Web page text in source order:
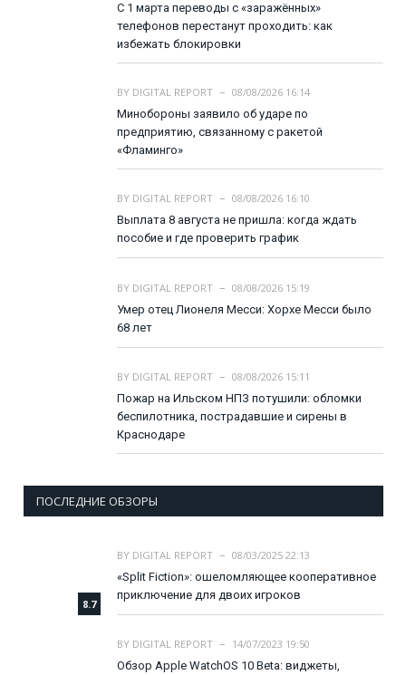
С 1 марта переводы с «заражённых»
телефонов перестанут проходить: как
избежать блокировки
BY DIGITAL REPORT
08/08/2026 16:14
Минобороны заявило об ударе по
предприятию, связанному с ракетой
«Фламинго»
BY DIGITAL REPORT
08/08/2026 16:10
Выплата 8 августа не пришла: когда ждать
пособие и где проверить график
BY DIGITAL REPORT
08/08/2026 15:19
Умер отец Лионеля Месси: Хорхе Месси было
68 лет
BY DIGITAL REPORT
08/08/2026 15:11
Пожар на Ильском НПЗ потушили: обломки
беспилотника, пострадавшие и сирены в
Краснодаре
ПОСЛЕДНИЕ ОБЗОРЫ
8.7
BY DIGITAL REPORT
08/03/2025 22:13
«Split Fiction»: ошеломляющее кооперативное
приключение для двоих игроков
BY DIGITAL REPORT
14/07/2023 19:50
Обзор Apple WatchOS 10 Beta: виджеты,